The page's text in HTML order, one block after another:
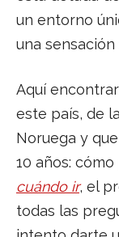
un entorno
una
Aquí
este país, de
Noruega y
10 años:
cuándo ir, el
todas las